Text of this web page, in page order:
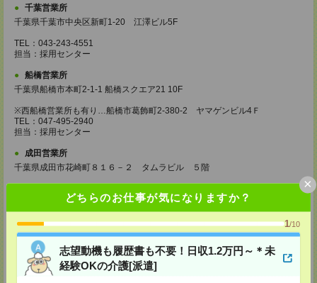
どちらのお仕事が気になりますか？
1/10
志望動機も履歴書も不要！日収1.2万円～＊未
経験OKの介護[派遣]
×
千葉営業所
千葉県千葉市中央区新町1-20 江澤ビル5F
TEL：043-243-4551
担当：採用センター
船橋営業所
千葉県船橋市本町2-1-1 船橋スクエア21 10F
※西船橋営業所も有り…船橋市葛飾町2-380-2 ヤマゲンビル4Ｆ
TEL：047-495-2940
担当：採用センター
成田営業所
千葉県成田市花崎町８１６－２ タムラビル ５階
担当：採用センター
大宮営業所
埼玉県さいたま市大宮区桜木町2-8-3 阪デンタルビル5F
TEL：048-640-4520
担当：採用センター
東松山営業所